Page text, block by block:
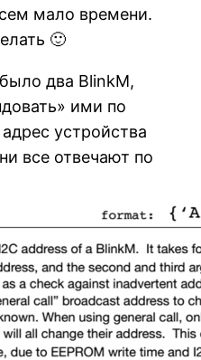
мало времени.
🙂
два BlinkM,
ими по
устройства
все отвечают по